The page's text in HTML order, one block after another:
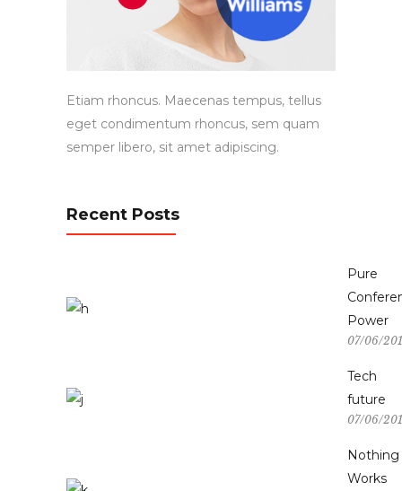
Etiam rhoncus. Maecenas tempus, tellus
eget condimentum rhoncus, sem quam
semper libero, sit amet adipiscing.
Recent Posts
Pure
Power
07/06/
Tech
future
07/06/
Nothing
Works